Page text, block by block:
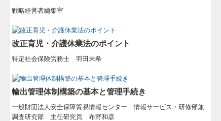
戦略経営者編集室
改正育児・介護休業法のポイント
特定社会保険労務士 羽田未希
輸出管理体制構築の基本と管理手続き
一般財団法人安全保障貿易情報センター情報サービス・研修部兼
調査研究部 主任研究員 布野和彦